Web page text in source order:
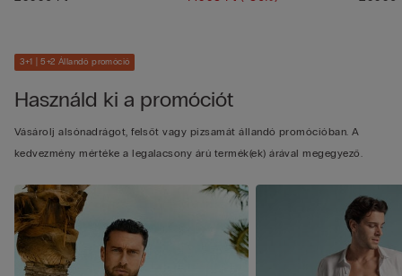
3+1 | 5+2 Állandó promóció
Használd ki a promóciót
Vásárolj alsónadrágot, felsőt vagy pizsamát állandó promócióban. A
kedvezmény mértéke a legalacsony árú termék(ek) árával megegyező.